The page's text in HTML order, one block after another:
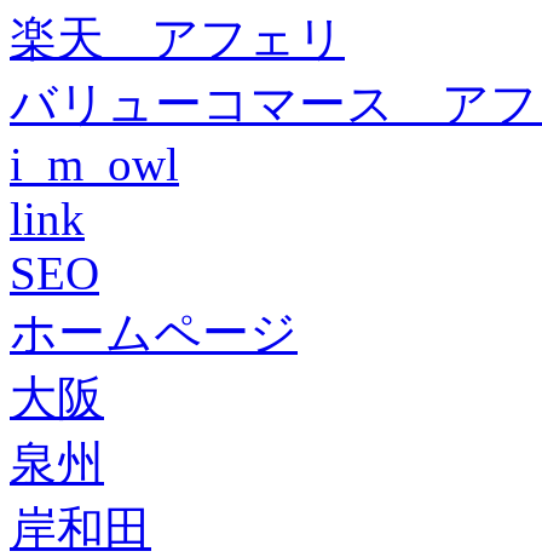
楽天 アフェリ
バリューコマース ア
i_m_owl
link
SEO
ホームページ
大阪
泉州
岸和田